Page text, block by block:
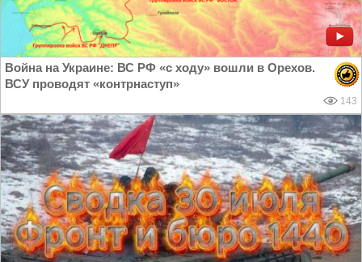
Война на Украине: ВС РФ «с ходу» вошли в Орехов.
ВСУ проводят «контрнаступ»
143